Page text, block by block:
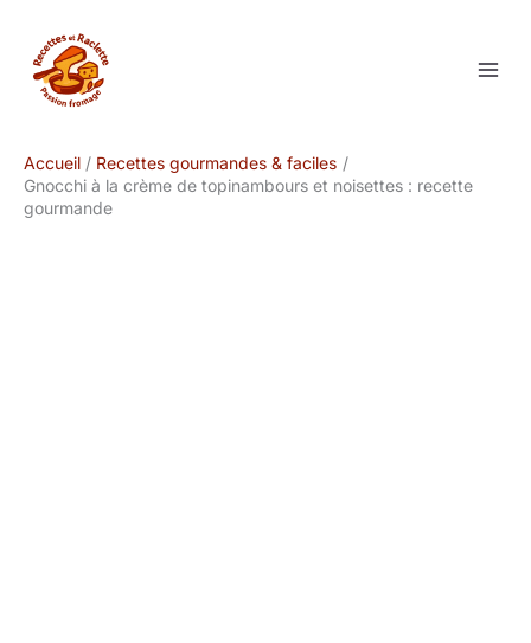
contenu
Accueil
Recettes gourmandes & faciles
Gnocchi à la crème de topinambours et noisettes : recette
gourmande